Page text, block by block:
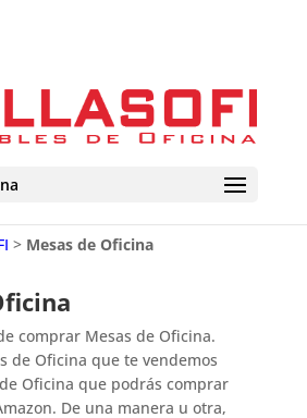
> Mesas de Oficina
comprar Mesas de Oficina.
de Oficina que te vendemos
Oficina que podrás comprar
De una manera u otra,